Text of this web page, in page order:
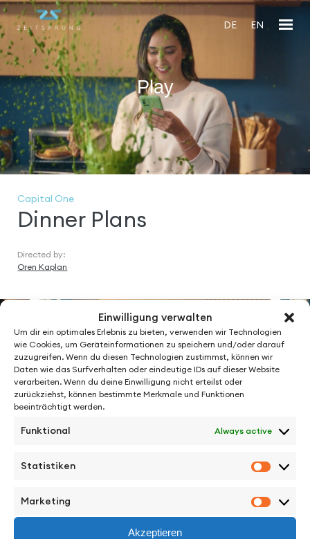
Einwilligung verwalten
Um dir ein optimales Erlebnis zu bieten, verwenden wir Technologien
wie Cookies, um Geräteinformationen zu speichern und/oder darauf
zuzugreifen. Wenn du diesen Technologien zustimmst, können wir
Daten wie das Surfverhalten oder eindeutige IDs auf dieser Website
verarbeiten. Wenn du deine Einwilligung nicht erteilst oder
zurückziehst, können bestimmte Merkmale und Funktionen
beeinträchtigt werden.
Funktional Always active
Statistiken
Marketing
Akzeptieren
DE EN
Play
Capital One
Dinner Plans
Directed by:
Oren Kaplan